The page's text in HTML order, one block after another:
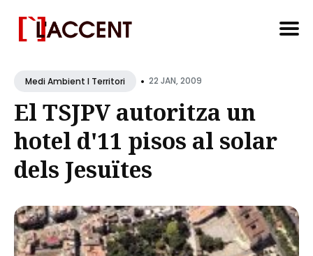
for
Blog
Medi Ambient I Territori • 22 JAN, 2009
El TSJPV autoritza un
hotel d'11 pisos al solar
dels Jesuïtes